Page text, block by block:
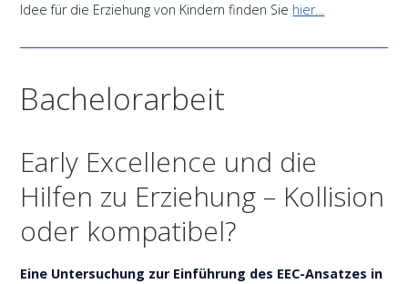
Idee für die Erziehung von Kindern finden Sie hier…
Bachelorarbeit
Early Excellence und die
Hilfen zu Erziehung – Kollision
oder kompatibel?
Eine Untersuchung zur Einführung des EEC-Ansatzes in